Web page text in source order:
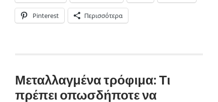
Pinterest Περισσότερα
Μεταλλαγμένα τρόφιμα: Τι
πρέπει οπωσδήποτε να